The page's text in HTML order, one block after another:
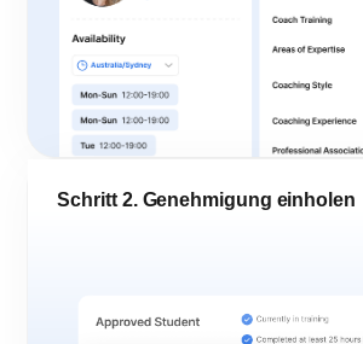
Schritt 2. Genehmigung einholen